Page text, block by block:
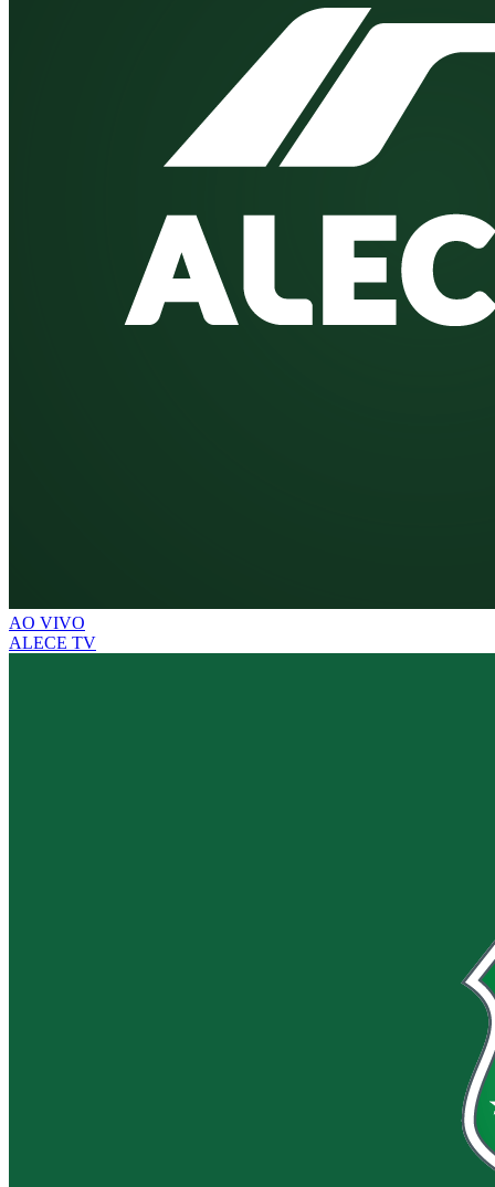
AO VIVO
ALECE TV